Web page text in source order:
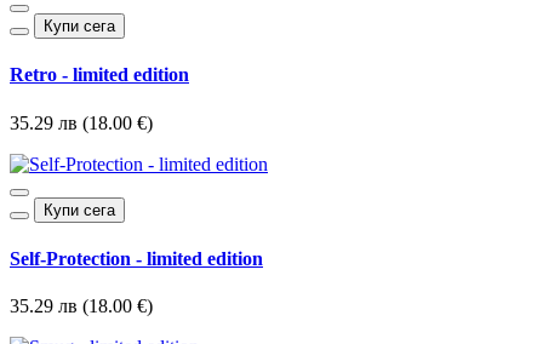
Купи сега
Retro - limited edition
35.29 лв (18.00 €)
Купи сега
Self-Protection - limited edition
35.29 лв (18.00 €)